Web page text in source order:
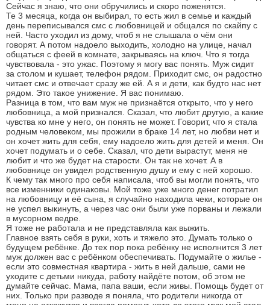
Сейчас я знаю, что они обручились и скоро поженятся.
Те 3 месяца, когда он выбирал, то есть жил в семье и каждый
день переписывался смс с любовницей и общался по скайпу с
ней. Часто уходил из дому, чтоб я не слышала о чём они
говорят. А потом надоело выходить, холодно на улице, начал
общаться с феей в комнате, закрываясь на ключ. Что я тогда
чувствовала - это ужас. Поэтому я могу вас понять. Муж сидит
за столом и кушает, телефон рядом. Приходит смс, он радостно
читает смс и отвечает сразу же ей. А я и дети, как будто нас нет
рядом. Это такое унижение. Я вас понимаю.
Разница в том, что вам муж не признаётся открыто, что у него
любовница, а мой признался. Сказал, что любит другую, а какие
чувства ко мне у него, он понять не может. Говорит, что я стала
родным человеком, мы прожили в браке 14 лет, но любви нет и
он хочет жить для себя, ему надоело жить для детей и меня. Он
хочет подумать и о себе. Сказал, что дети вырастут, меня не
любит и что же будет на старости. Он так не хочет. А в
любовнице он увидел родственную душу и ему с ней хорошо.
К чему так много про себя написала, чтоб вы могли понять, что
все изменники одинаковы. Мой тоже уже много денег потратил
на любовницу и её сына, я случайно находила чеки, которые он
не успел выкинуть, а через час они были уже порваны и лежали
в мусорном ведре.
Я тоже не работала и не представляла как выжить.
Главное взять себя в руки, хоть и тяжело это. Думать только о
будущем ребёнке. До тех пор пока ребёнку не исполнится 3 лет
муж должен вас с ребёнком обеспечивать. Подумайте о жилье -
если это совместная квартира - жить в ней дальше, сами не
уходите с детьми никуда, работу найдёте потом, об этом не
думайте сейчас. Мама, папа ваши, если живы. Помощь будет от
них. Только при разводе я поняла, что родители никогда от